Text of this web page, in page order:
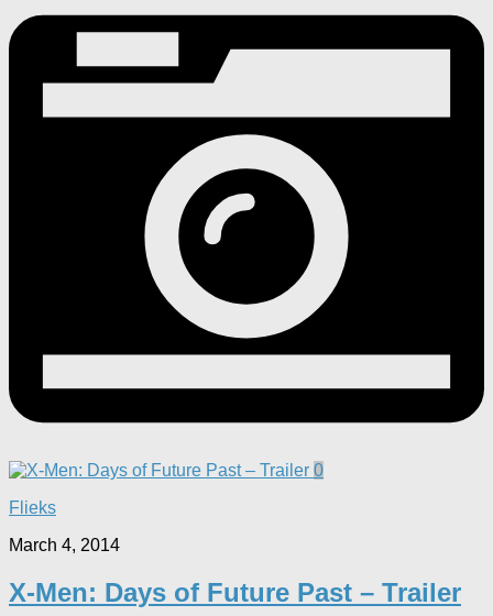
0
Flieks
March 4, 2014
X-Men: Days of Future Past – Trailer